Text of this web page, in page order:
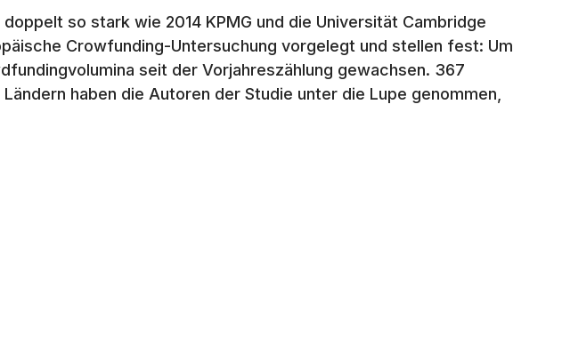
so stark wie 2014 KPMG und die Universität Cambridge
Crowfunding-Untersuchung vorgelegt und stellen fest: Um
seit der Vorjahreszählung gewachsen. 367
haben die Autoren der Studie unter die Lupe genommen,